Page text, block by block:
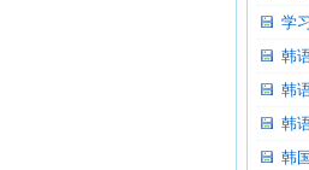
学
韩
韩
韩
韩